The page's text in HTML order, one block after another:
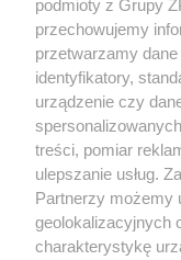
podmioty z Grupy
przechowujemy
przetwarzamy
identyfikatory,
urządzenie czy
treści, pomiar
ulepszanie usług.
Partnerzy możemy
geolokalizacyjnych
charakterystykę